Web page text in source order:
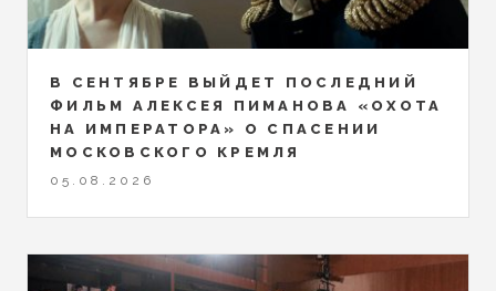
В СЕНТЯБРЕ ВЫЙДЕТ ПОСЛЕДНИЙ
ФИЛЬМ АЛЕКСЕЯ ПИМАНОВА «ОХОТА
НА ИМПЕРАТОРА» О СПАСЕНИИ
МОСКОВСКОГО КРЕМЛЯ
05.08.2026